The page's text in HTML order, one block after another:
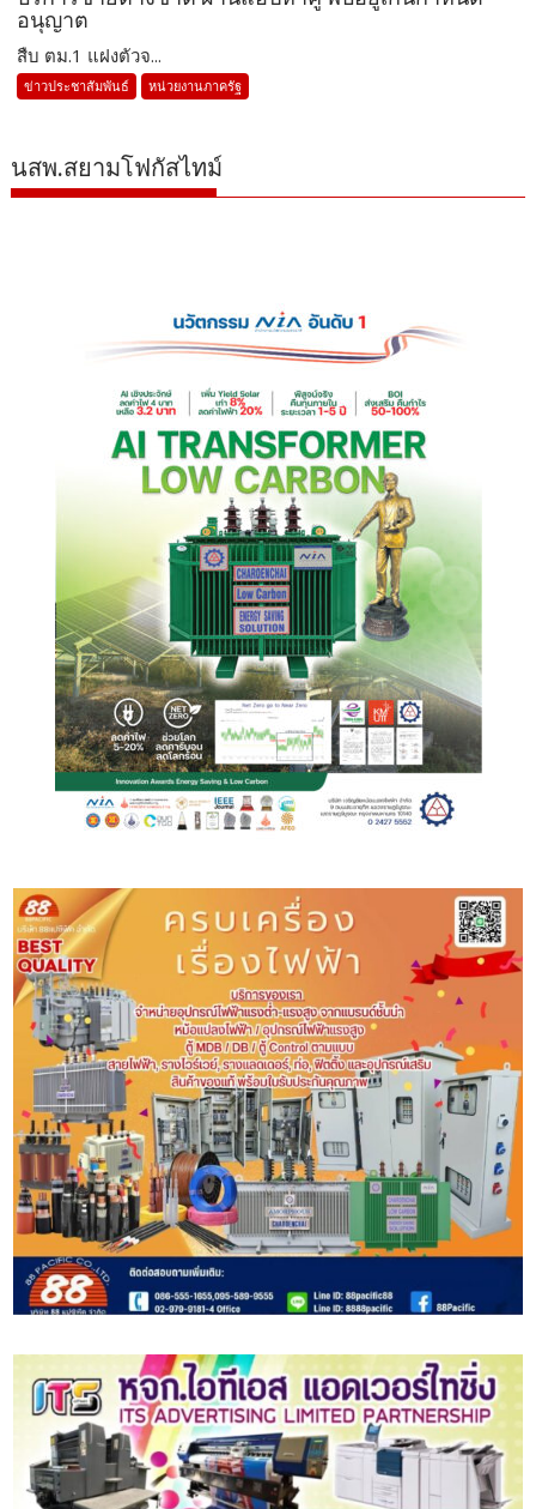
อนุญาต
สืบ ตม.1 แฝงตัวจ...
ข่าวประชาสัมพันธ์ หน่วยงานภาครัฐ
นสพ.สยามโฟกัสไทม์